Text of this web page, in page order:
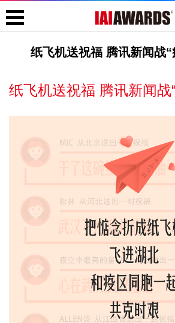
纸飞机送祝福 腾讯新闻战
纸飞机送祝福 腾讯新闻战